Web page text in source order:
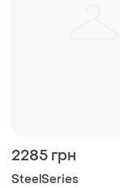
2285 грн
SteelSeries